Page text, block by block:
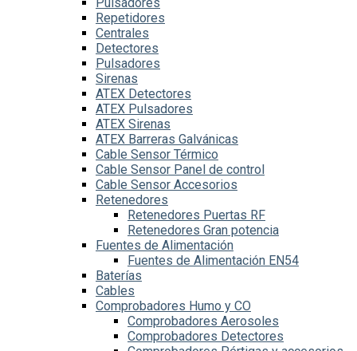
Repetidores
Centrales
Detectores
Pulsadores
Sirenas
ATEX Detectores
ATEX Pulsadores
ATEX Sirenas
ATEX Barreras Galvánicas
Cable Sensor Térmico
Cable Sensor Panel de control
Cable Sensor Accesorios
Retenedores
Retenedores Puertas RF
Retenedores Gran potencia
Fuentes de Alimentación
Fuentes de Alimentación EN54
Baterías
Cables
Comprobadores Humo y CO
Comprobadores Aerosoles
Comprobadores Detectores